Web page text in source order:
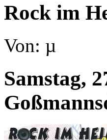
Rock im
Von: µ
Samstag,